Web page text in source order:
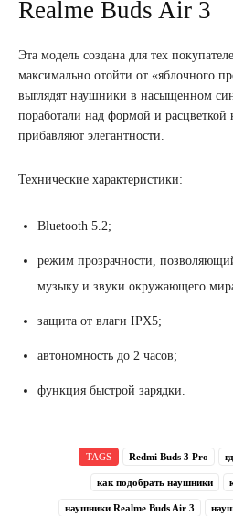
Realme Buds Air 3
Эта модель создана для тех
максимально отойти от «яблочного
выглядят наушники в насыщенном
поработали над формой и расцветкой
прибавляют элегантности.
Технические характеристики:
Bluetooth 5.2;
режим прозрачности,
музыку и звуки окружающего
защита от влаги IPX5;
автономность до 2 часов;
функция быстрой зарядки.
TAGS Redmi Buds 3 Pro
как подобрать наушники
наушники Realme Buds Air 3